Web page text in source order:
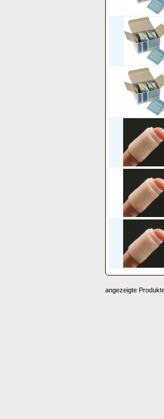
angezeigte